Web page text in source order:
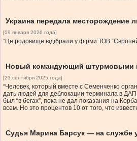
Украина передала месторождение
[09 января 2026 года]
“Це родовище відібрали у фірми ТОВ
Новый командующий штурмовыми
[23 сентября 2025 года]
“Человек, который вместе с Семенченко
дать людей для деблокации терминала в
был “в бегах”, пока не дал показания на
всем. Но это процентов 10 от того, что
Судья Марина Барсук — на службе